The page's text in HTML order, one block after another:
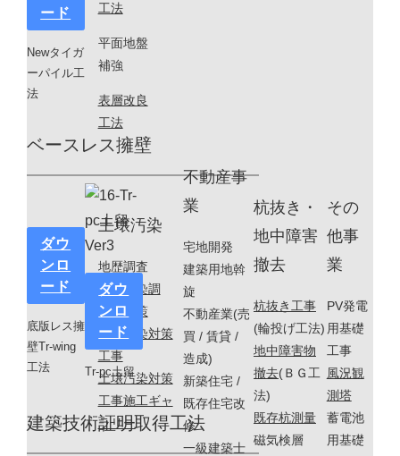
工法
平面地盤
補強
表層改良
工法
土壌汚染
地歴調査
土壌汚染調
査・対策
土壌汚染対策
工事
土壌汚染対策
工事施工ギャ
ラリー
不動産事
業
宅地開発
建築用地斡
旋
不動産業(売
買 / 賃貸 /
造成)
新築住宅 /
既存住宅改
修
一級建築士
杭抜き・
地中障害
撤去
杭抜き工事
(輪投げ工法)
地中障害物
撤去(ＢＧ工
法)
既存杭測量
磁気検層
その
他事
業
PV発電
用基礎
工事
風況観
測塔
蓄電池
用基礎
ード
Newタイガ
ーパイル工
法
ベースレス擁壁
ダウ
ンロ
ード
底版レス擁
壁Tr-wing
工法
ダウ
ンロ
ード
Tr-pc土留
建築技術証明取得工法